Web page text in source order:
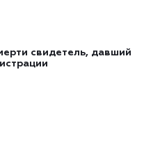
свидетель, давший